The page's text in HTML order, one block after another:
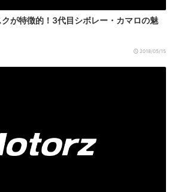
が特徴的！3代目シボレー・カマロの魅
2018/05/15